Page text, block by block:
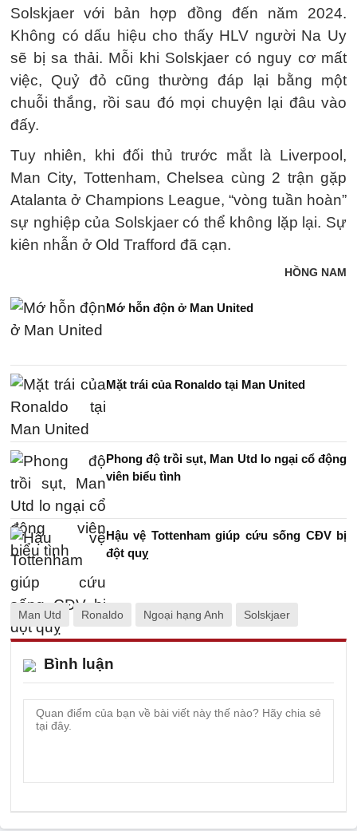
Solskjaer với bản hợp đồng đến năm 2024.
Không có dấu hiệu cho thấy HLV người Na Uy
sẽ bị sa thải. Mỗi khi Solskjaer có nguy cơ mất
việc, Quỷ đỏ cũng thường đáp lại bằng một
chuỗi thắng, rồi sau đó mọi chuyện lại đâu vào
đấy.
Tuy nhiên, khi đối thủ trước mắt là Liverpool,
Man City, Tottenham, Chelsea cùng 2 trận gặp
Atalanta ở Champions League, “vòng tuần hoàn”
sự nghiệp của Solskjaer có thể không lặp lại. Sự
kiên nhẫn ở Old Trafford đã cạn.
HỒNG NAM
Mớ hỗn độn ở Man United
Mặt trái của Ronaldo tại Man United
Phong độ trồi sụt, Man Utd lo ngại cổ động
viên biểu tình
Hậu vệ Tottenham giúp cứu sống CĐV bị
đột quỵ
Man Utd Ronaldo Ngoại hạng Anh Solskjaer
Bình luận